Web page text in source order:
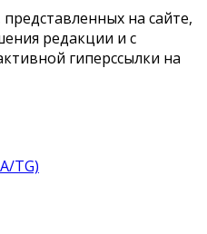
на сайте,
редакции и с
гиперссылки на
TG)